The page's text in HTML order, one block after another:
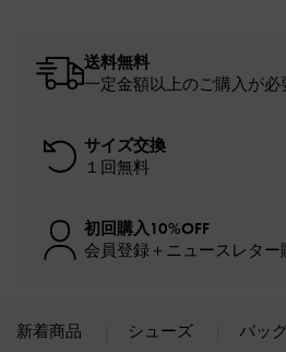
送料無料
一定金額以上のご購入が
サイズ交換
１回無料
初回購入10%OFF
会員登録＋ニュースレター
新着商品 シューズ バッ